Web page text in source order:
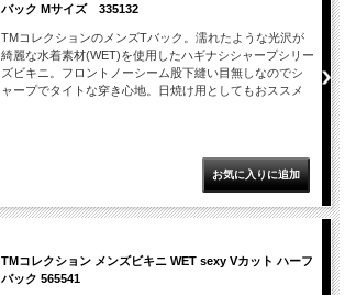
バック Mサイズ 335132
TMコレクションのメンズTバック。濡れたような光沢が
綺麗な水着素材(WET)を使用したハギナシシャープシリー
ズビキニ。フロントノーシーム股下縫い目無しなのでシ
ャープでタイトな穿き心地。日焼け用としてもおススメ
TMコレクション メンズビキニ WET sexy Vカット ハーフ
バック 565541